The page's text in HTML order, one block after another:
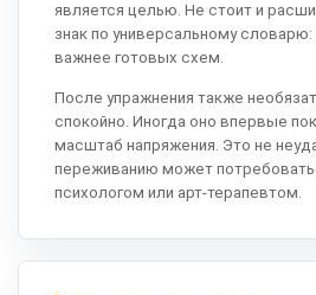
является целью. Не стоит и
знак по универсальному
важнее готовых схем.
После упражнения также
спокойно. Иногда оно впервые
масштаб напряжения. Это не
переживанию может
психологом или арт-терапевтом.